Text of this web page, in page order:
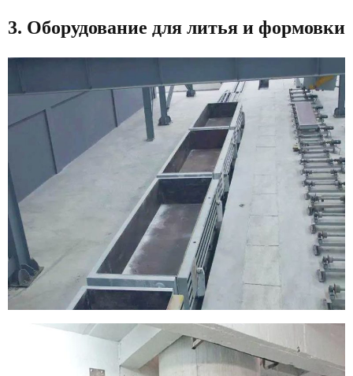
3. Оборудование для литья и формовки